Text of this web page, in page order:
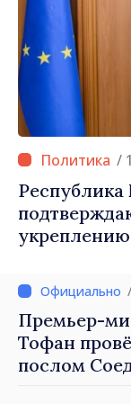
укреплению
Премьер-
Тофан
послом